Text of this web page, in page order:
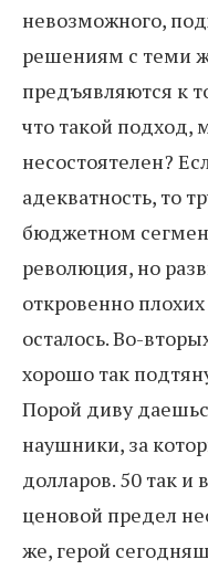
невозможного,
решениям с теми
предъявляются к
что такой подход,
несостоятелен?
адекватность, то
бюджетном
революция, но
откровенно
осталось. Во-
хорошо так
Порой диву
наушники, за
долларов. 50 так и
ценовой предел
же, герой